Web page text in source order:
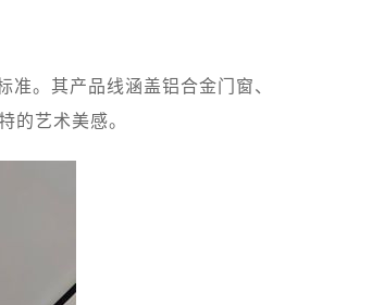
。其产品线涵盖铝合金门窗、
的艺术美感。